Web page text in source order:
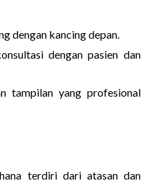
dengan kancing depan.
dengan pasien dan
tampilan yang profesional
terdiri dari atasan dan